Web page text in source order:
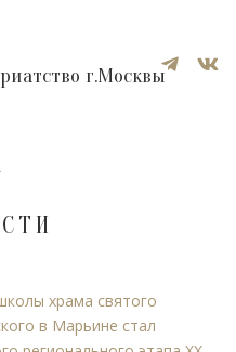
 
г.Москвы